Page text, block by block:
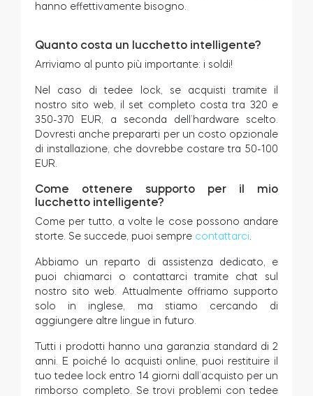
hanno effettivamente bisogno.
Quanto costa un lucchetto intelligente?
Arriviamo al punto più importante: i soldi!
Nel caso di tedee lock, se acquisti tramite il
nostro sito web, il set completo costa tra 320 e
350-370 EUR, a seconda dell’hardware scelto.
Dovresti anche prepararti per un costo opzionale
di installazione, che dovrebbe costare tra 50-100
EUR.
Come ottenere supporto per il mio
lucchetto intelligente?
Come per tutto, a volte le cose possono andare
storte. Se succede, puoi sempre contattarci
Abbiamo un reparto di assistenza dedicato, e
puoi chiamarci o contattarci tramite chat sul
nostro sito web. Attualmente offriamo supporto
solo in inglese, ma stiamo cercando di
aggiungere altre lingue in futuro.
Tutti i prodotti hanno una garanzia standard di 2
anni. E poiché lo acquisti online, puoi restituire il
tuo tedee lock entro 14 giorni dall’acquisto per un
rimborso completo. Se trovi problemi con tedee